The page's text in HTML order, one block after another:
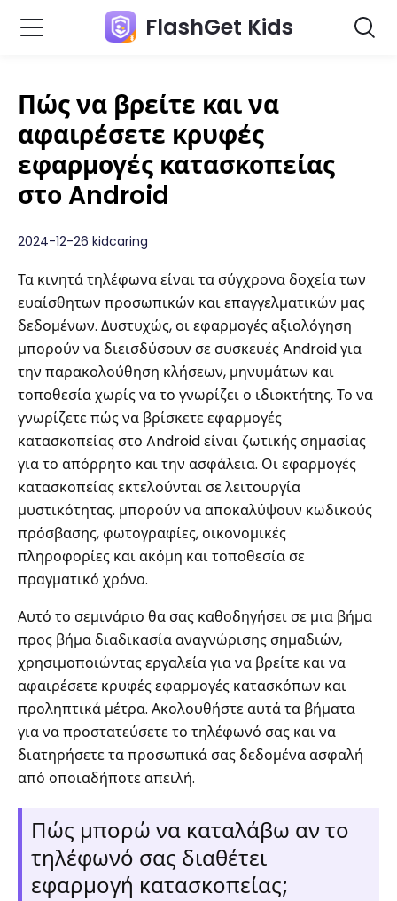
FlashGet Kids
Πώς να βρείτε και να
αφαιρέσετε κρυφές
εφαρμογές κατασκοπείας
στο Android
2024-12-26 kidcaring
Τα κινητά τηλέφωνα είναι τα σύγχρονα δοχεία των
ευαίσθητων προσωπικών και επαγγελματικών μας
δεδομένων. Δυστυχώς, οι εφαρμογές αξιολόγηση
μπορούν να διεισδύσουν σε συσκευές Android για
την παρακολούθηση κλήσεων, μηνυμάτων και
τοποθεσία χωρίς να το γνωρίζει ο ιδιοκτήτης. Το να
γνωρίζετε πώς να βρίσκετε εφαρμογές
κατασκοπείας στο Android είναι ζωτικής σημασίας
για το απόρρητο και την ασφάλεια. Οι εφαρμογές
κατασκοπείας εκτελούνται σε λειτουργία
μυστικότητας. μπορούν να αποκαλύψουν κωδικούς
πρόσβασης, φωτογραφίες, οικονομικές
πληροφορίες και ακόμη και τοποθεσία σε
πραγματικό χρόνο.
Αυτό το σεμινάριο θα σας καθοδηγήσει σε μια βήμα
προς βήμα διαδικασία αναγνώρισης σημαδιών,
χρησιμοποιώντας εργαλεία για να βρείτε και να
αφαιρέσετε κρυφές εφαρμογές κατασκόπων και
προληπτικά μέτρα. Ακολουθήστε αυτά τα βήματα
για να προστατεύσετε το τηλέφωνό σας και να
διατηρήσετε τα προσωπικά σας δεδομένα ασφαλή
από οποιαδήποτε απειλή.
Πώς μπορώ να καταλάβω αν το
τηλέφωνό σας διαθέτει
εφαρμογή κατασκοπείας;